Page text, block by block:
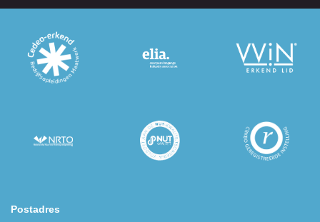
Postadres